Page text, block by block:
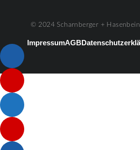
© 2024 Scharnberger +
ImpressumAGB
Listenelement #1
Listenelement